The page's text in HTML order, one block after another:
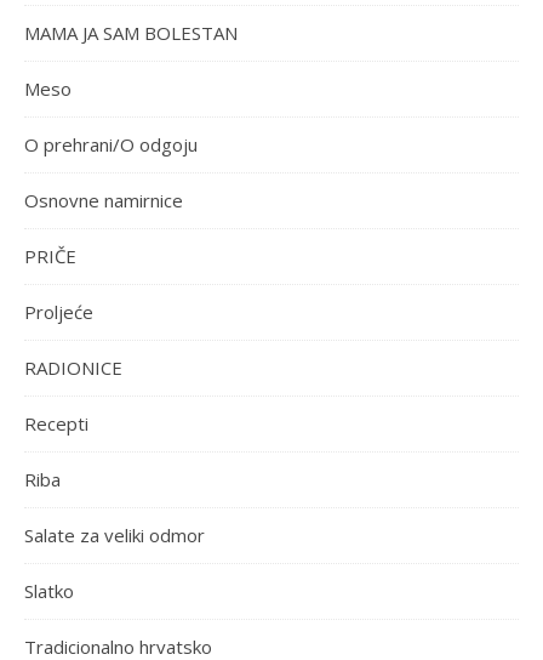
MAMA JA SAM BOLESTAN
Meso
O prehrani/O odgoju
Osnovne namirnice
PRIČE
Proljeće
RADIONICE
Recepti
Riba
Salate za veliki odmor
Slatko
Tradicionalno hrvatsko